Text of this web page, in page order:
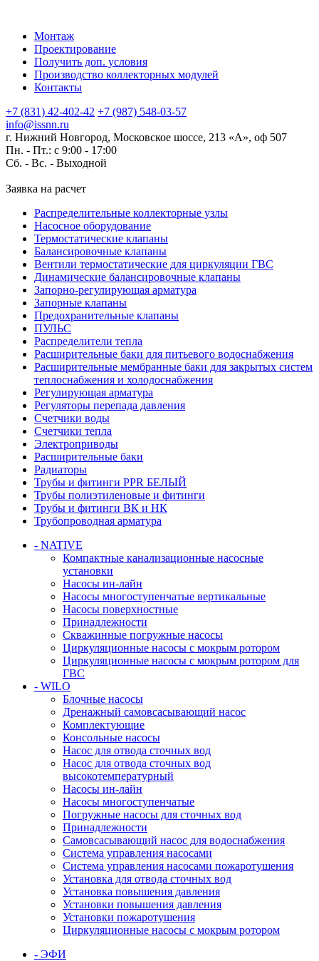
Монтаж
Проектирование
Получить доп. условия
Производство коллекторных модулей
Контакты
+7 (831) 42-402-42 +7 (987) 548-03-57
info@issnn.ru
г. Нижний Новгород, Московское шоссе, 213 «А», оф 507
Пн. - Пт.: с 9:00 - 17:00
Сб. - Вс. - Выходной
Заявка на расчет
Распределительные коллекторные узлы
Насосное оборудование
Термостатические клапаны
Балансировочные клапаны
Вентили термостатические для циркуляции ГВС
Динамические балансировочные клапаны
Запорно-регулирующая арматура
Запорные клапаны
Предохранительные клапаны
ПУЛЬС
Распределители тепла
Расширительные баки для питьевого водоснабжения
Расширительные мембранные баки для закрытых систем
теплоснабжения и холодоснабжения
Регулирующая арматура
Регуляторы перепада давления
Счетчики воды
Счетчики тепла
Электроприводы
Расширительные баки
Радиаторы
Трубы и фитинги PPR БЕЛЫЙ
Трубы полиэтиленовые и фитинги
Трубы и фитинги ВК и НК
Трубопроводная арматура
- NATIVE
Компактные канализационные насосные
установки
Насосы ин-лайн
Насосы многоступенчатые вертикальные
Насосы поверхностные
Принадлежности
Скважинные погружные насосы
Циркуляционные насосы с мокрым ротором
Циркуляционные насосы с мокрым ротором для
ГВС
- WILO
Блочные насосы
Дренажный самовсасывающий насос
Комплектующие
Консольные насосы
Насос для отвода сточных вод
Насос для отвода сточных вод
высокотемпературный
Насосы ин-лайн
Насосы многоступенчатые
Погружные насосы для сточных вод
Принадлежности
Самовсасывающий насос для водоснабжения
Система управления насосами
Система управления насосами пожаротушения
Установка для отвода сточных вод
Установка повышения давления
Установки повышения давления
Установки пожаротушения
Циркуляционные насосы с мокрым ротором
- ЭФИ